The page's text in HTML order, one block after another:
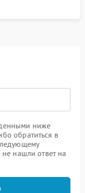
ниже
обратиться в
не нашли ответ на